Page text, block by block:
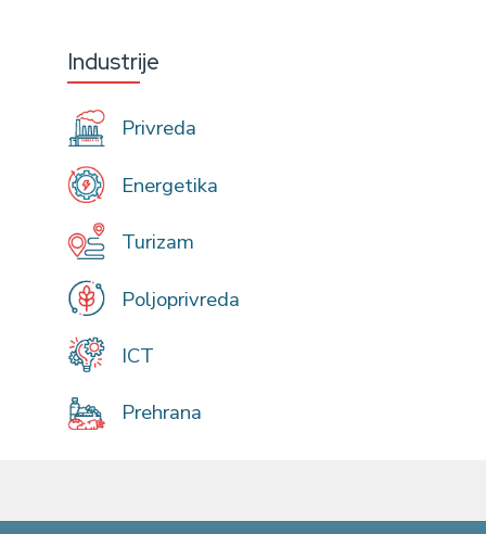
Industrije
Privreda
Energetika
Turizam
Poljoprivreda
ICT
Prehrana